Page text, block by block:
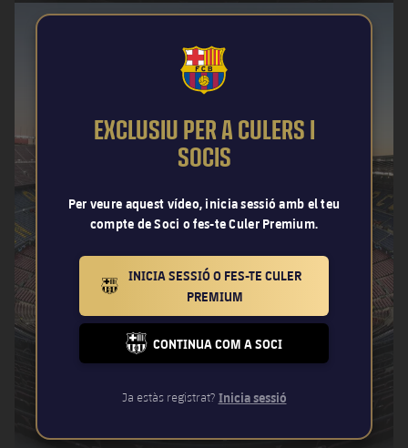
FCB Barcelona badge
EXCLUSIU PER A CULERS I
SOCIS
Per veure aquest vídeo, inicia sessió amb el teu
compte de Soci o fes-te Culer Premium.
BARCELONA BADGE GOLD
INICIA SESSIÓ O FES-TE CULER
PREMIUM
FC BARCELONA CLUB BADGE
CONTINUA COM A SOCI
Ja estàs registrat? Inicia sessió